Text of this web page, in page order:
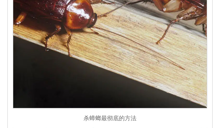
杀蟑螂最彻底的方法